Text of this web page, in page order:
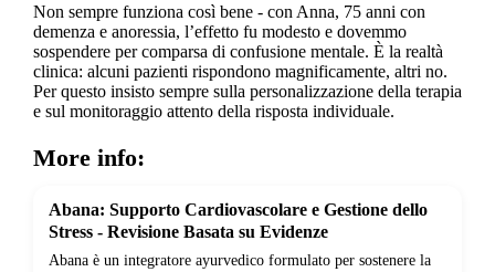
Non sempre funziona così bene - con Anna, 75 anni con
demenza e anoressia, l’effetto fu modesto e dovemmo
sospendere per comparsa di confusione mentale. È la realtà
clinica: alcuni pazienti rispondono magnificamente, altri no.
Per questo insisto sempre sulla personalizzazione della terapia
e sul monitoraggio attento della risposta individuale.
More info:
Abana: Supporto Cardiovascolare e Gestione dello
Stress - Revisione Basata su Evidenze
Abana è un integratore ayurvedico formulato per sostenere la